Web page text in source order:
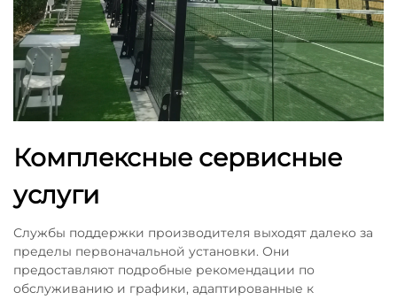
Комплексные сервисные
услуги
Службы поддержки производителя выходят далеко за
пределы первоначальной установки. Они
предоставляют подробные рекомендации по
обслуживанию и графики, адаптированные к